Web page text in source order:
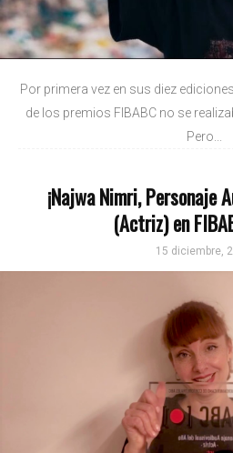
Por primera vez en sus diez
de los premios FIBABC no se
Pero...
¡Najwa Nimri, Personaje
(Actriz) en
15 diciembre,